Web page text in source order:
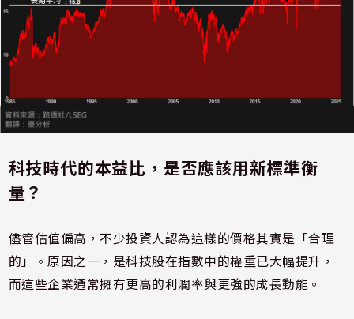
科技時代的本益比，是否應該用新標準衡
量？
儘管估值偏高，不少投資人認為這樣的價格其實是「合理
的」。原因之一，是科技股在指數中的權重已大幅提升，
而這些企業通常擁有更高的利潤率與更強的成長動能。